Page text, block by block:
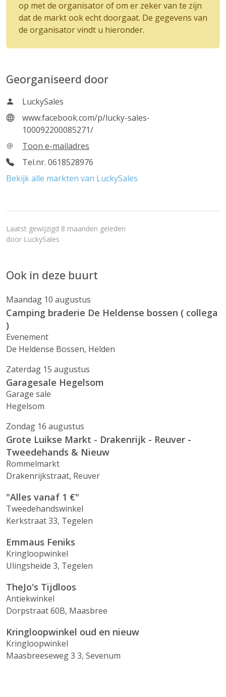
op met de organisator of om er zeker van te zijn
dat de markt ook echt doorgaat. De gegevens van
de organisator vindt u hieronder.
Georganiseerd door
LuckySales
www.facebook.com/p/lucky-sales-
100092200085271/
Toon e-mailadres
Tel.nr. 0618528976
Bekijk alle markten van LuckySales
Laatst gewijzigd 8 maanden geleden
door LuckySales
Ook in deze buurt
Maandag 10 augustus
Camping braderie De Heldense bossen ( collega
)
Evenement
De Heldense Bossen, Helden
Zaterdag 15 augustus
Garagesale Hegelsom
Garage sale
Hegelsom
Zondag 16 augustus
Grote Luikse Markt - Drakenrijk - Reuver -
Tweedehands & Nieuw
Rommelmarkt
Drakenrijkstraat, Reuver
"Alles vanaf 1 €"
Tweedehandswinkel
Kerkstraat 33, Tegelen
Emmaus Feniks
Kringloopwinkel
Ulingsheide 3, Tegelen
TheJo's Tijdloos
Antiekwinkel
Dorpstraat 60B, Maasbree
Kringloopwinkel oud en nieuw
Kringloopwinkel
Maasbreeseweg 3 3, Sevenum